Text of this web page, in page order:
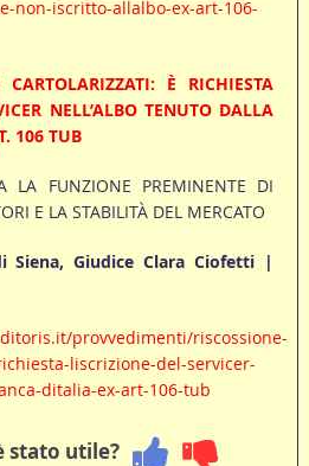
non-iscritto-allalbo-ex-art-106-
CARTOLARIZZATI: È RICHIESTA
NELL’ALBO TENUTO DALLA
106 TUB
LA FUNZIONE PREMINENTE DI
E LA STABILITÀ DEL MERCATO
Siena, Giudice Clara Ciofetti |
provvedimenti/riscossione-
liscrizione-del-servicer-
ditalia-ex-art-106-tub
stato utile?